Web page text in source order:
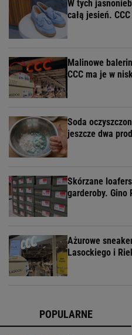
W tych
całą jesień.
Malinowe
CCC ma je w
Soda
jeszcze dwa
Skórzane
garderoby. Gino
Ażurowe
Lasockiego i
POPULARNE